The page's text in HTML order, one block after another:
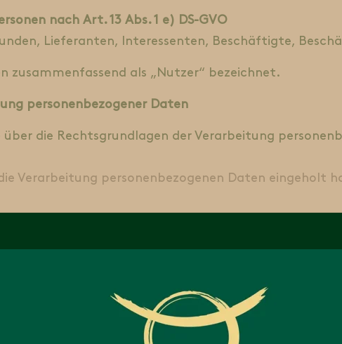
nach Art. 13 Abs. 1 e) DS-GVO
Lieferanten, Interessenten, Beschäftigte,
zusammenfassend als „Nutzer“ bezeichnet.
personenbezogener Daten
die Rechtsgrundlagen der Verarbeitung
Verarbeitung personenbezogenen Daten eingeholt
eines Vertrags oder zur Durchführung
ist Art. 6 Abs. 1 S. 1 lit. b) DS-GVO Rechtsgrundlage.
einer rechtlichen Verpflichtung erforderlich, der wir
6 Abs. 1 S. 1 lit. c) DS-GVO Rechtsgrundlage.
um lebenswichtige Interessen der betroffenen